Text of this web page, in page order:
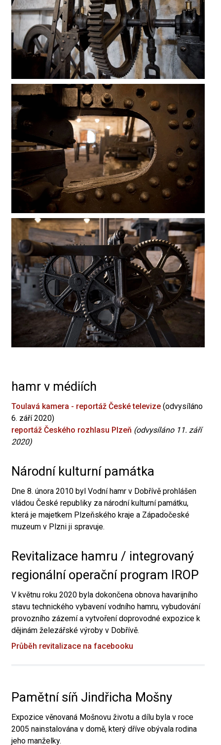
hamr v médiích
Toulavá kamera - reportáž České televize (odvysíláno
6. září 2020)
reportáž Českého rozhlasu Plzeň (odvysíláno 11. září
2020)
Národní kulturní památka
Dne 8. února 2010 byl Vodní hamr v Dobřívě prohlášen
vládou České republiky za národní kulturní památku,
která je majetkem Plzeňského kraje a Západočeské
muzeum v Plzni ji spravuje.
Revitalizace hamru / integrovaný
regionální operační program IROP
V květnu roku 2020 byla dokončena obnova havarijního
stavu technického vybavení vodního hamru, vybudování
provozního zázemí a vytvoření doprovodné expozice k
dějinám železářské výroby v Dobřívě.
Průběh revitalizace na facebooku
Pamětní síň Jindřicha Mošny
Expozice věnovaná Mošnovu životu a dílu byla v roce
2005 nainstalována v domě, který dříve obývala rodina
jeho manželky.